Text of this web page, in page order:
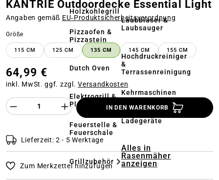
Holzkohlegrill
Pizzaofen &
Pizzastein
Dutch Oven
Elektrogrill &
Plancha
Feuerstelle &
Feuerschale
Grillzubehör
Laubbläser &
Laubsauger
Hochdruckreiniger
&
Terrassenreinigung
Kehrmaschinen
Ladegeräte
Alles in
Rasenmäher
anzeigen
KANTRIE Outdoordecke Essential Light
Angaben gemäß EU‑Produktsicherheitsverordnung
Größe
115 CM 125 CM 135 CM 145 CM 155 CM
64,99 €
inkl. MwSt. ggf. zzgl.Versandkosten
Produkt Anzahl des Produktes
IN DEN WARENKORB
Lieferzeit: 2 - 5 Werktage
Zum Merkzettel hinzufügen